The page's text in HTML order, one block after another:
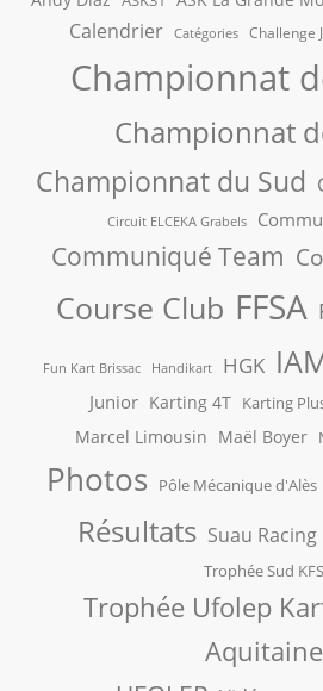
Calendrier Catégories Challenge
Championnat
Championnat
Championnat du Sud
Circuit ELCEKA Grabels
Communiqué Team
Course Club FFSA
Fun Kart Brissac Handikart HGK
Junior Karting 4T Karting
Marcel Limousin Maël Boyer
Photos Pôle Mécanique d'Alès
Résultats Suau
Trophée Sud KFS
Trophée Ufolep
Aquitaine